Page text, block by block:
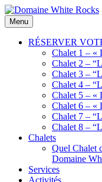
Skip
to
content
Domaine
White
Location
de
Chalets
Menu
RÉSERVER
Chalet 1 – «
Chalet 2 –
Chalet 3 –
Chalet 4 –
Chalet 5 – «
Chalet 6 – «
Chalet 7 –
Chalet 8 –
Chalets
Quel Chalet
Domaine
Services
Activités